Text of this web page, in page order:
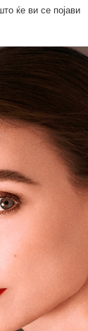
ќе ви се појави